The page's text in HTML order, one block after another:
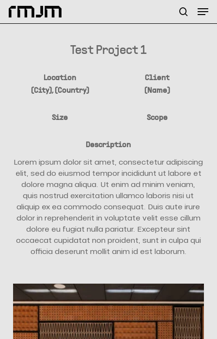
Skip
search
Test Project 1
Location
(City), (Country)
Client
(Name)
Size Scope
Description
Lorem ipsum dolor sit amet, consectetur adipiscing
elit, sed do eiusmod tempor incididunt ut labore et
dolore magna aliqua. Ut enim ad minim veniam,
quis nostrud exercitation ullamco laboris nisi ut
aliquip ex ea commodo consequat. Duis aute irure
dolor in reprehenderit in voluptate velit esse cillum
dolore eu fugiat nulla pariatur. Excepteur sint
occaecat cupidatat non proident, sunt in culpa qui
officia deserunt mollit anim id est laborum.